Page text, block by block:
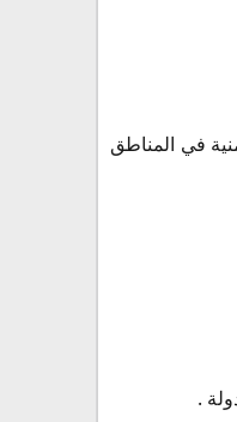
الأمنية في المناطق